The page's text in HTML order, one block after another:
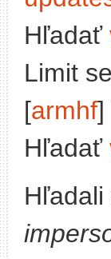
Hľadať
Limit
[armhf]
Hľadať